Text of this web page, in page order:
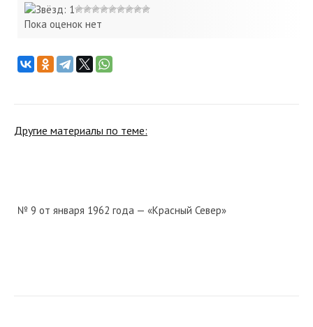
Пока оценок нет
Другие материалы по теме:
№ 9 от января 1962 года — «Красный Север»